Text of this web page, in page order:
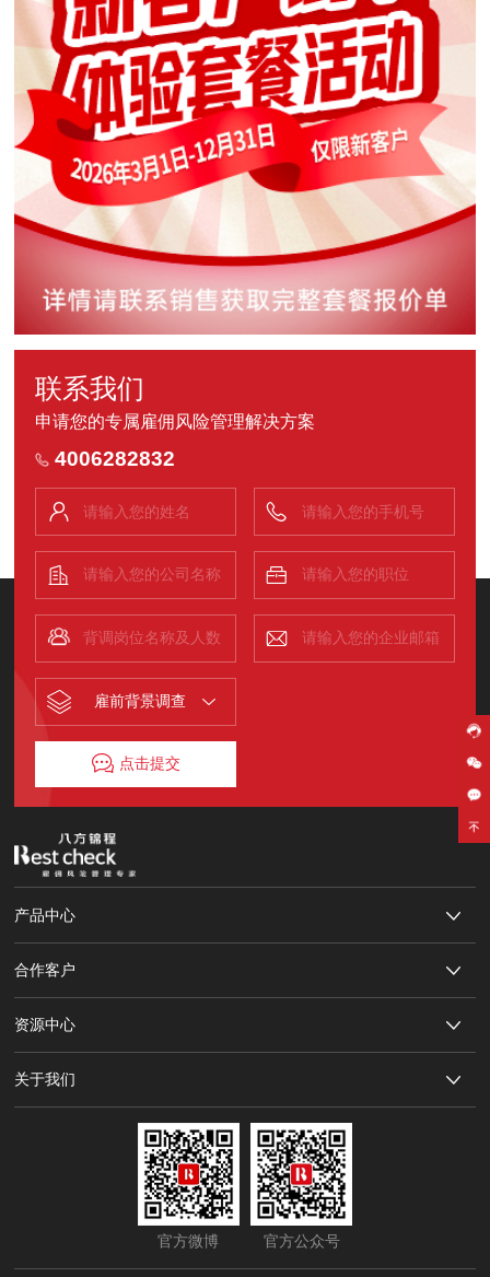
联系我们
申请您的专属雇佣风险管理解决方案
4006282832
雇前背景调查
点击提交
产品中心
合作客户
资源中心
关于我们
官方微博 官方公众号